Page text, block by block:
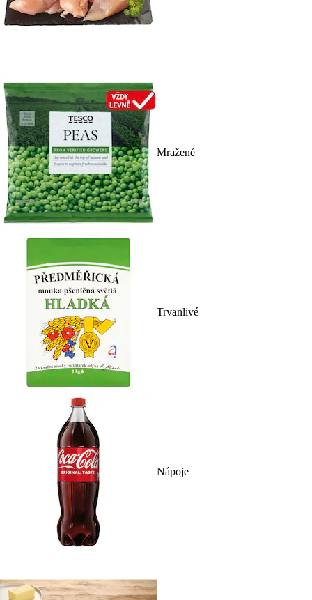
Mražené
Trvanlivé
Nápoje